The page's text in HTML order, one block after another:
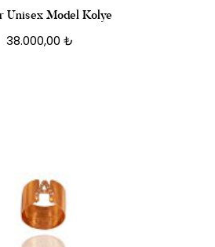
Unisex Model Kolye
38.000,00 ₺